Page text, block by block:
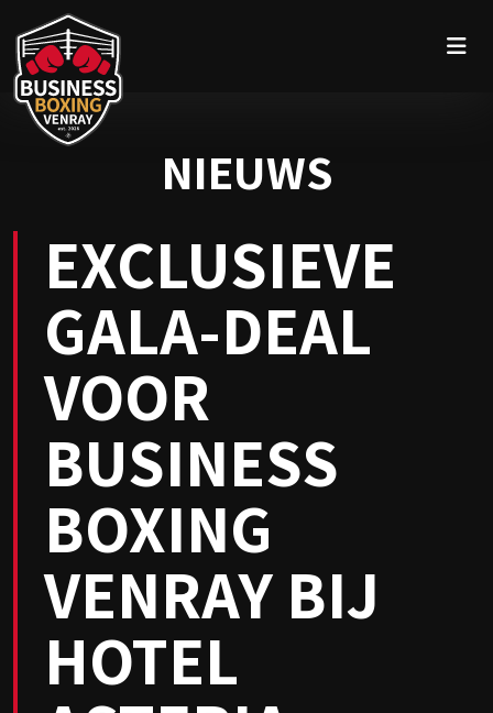
NIEUWS
EXCLUSIEVE
GALA-DEAL
VOOR
BUSINESS
BOXING
VENRAY BIJ
HOTEL